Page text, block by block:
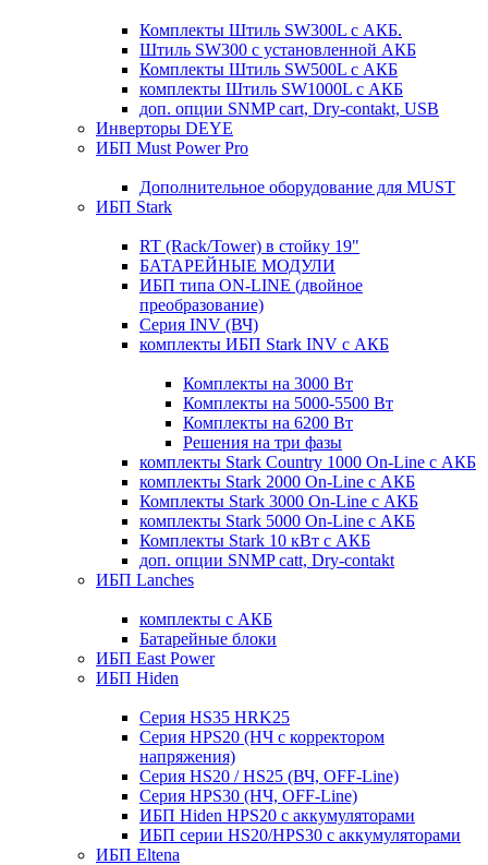
Комплекты Штиль SW300L с АКБ.
Штиль SW300 с установленной АКБ
Комплекты Штиль SW500L с АКБ
комплекты Штиль SW1000L с АКБ
доп. опции SNMP cart, Dry-contakt, USB
Инверторы DEYE
ИБП Must Power Pro
Дополнительное оборудование для MUST
ИБП Stark
RT (Rack/Tower) в стойку 19"
БАТАРЕЙНЫЕ МОДУЛИ
ИБП типа ON-LINE (двойное
преобразование)
Серия INV (ВЧ)
комплекты ИБП Stark INV с АКБ
Комплекты на 3000 Вт
Комплекты на 5000-5500 Вт
Комплекты на 6200 Вт
Решения на три фазы
комплекты Stark Country 1000 On-Line с АКБ
комплекты Stark 2000 On-Line с АКБ
Комплекты Stark 3000 On-Line с АКБ
комплекты Stark 5000 On-Line с АКБ
Комплекты Stark 10 кВт с АКБ
доп. опции SNMP catt, Dry-contakt
ИБП Lanches
комплекты с АКБ
Батарейные блоки
ИБП East Power
ИБП Hiden
Серия HS35 HRK25
Серия HPS20 (НЧ с корректором
напряжения)
Серия HS20 / HS25 (ВЧ, OFF-Line)
Серия HPS30 (НЧ, OFF-Line)
ИБП Hiden HPS20 с аккумуляторами
ИБП серии HS20/HPS30 с аккумуляторами
ИБП Eltena